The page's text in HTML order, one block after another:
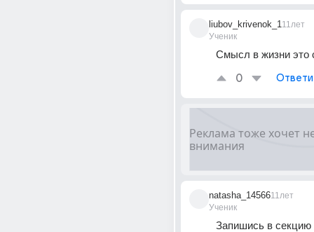
liubov_krivenok_1
Ученик
11лет
Смысл в жизни это
0
natasha_14566
Ученик
11лет
Запишись в секцию